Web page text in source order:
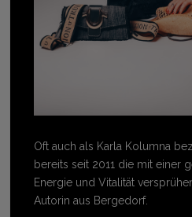
Oft auch als Karla Kolumna
bereits seit 2011 die mit einer
Energie und Vitalität
Autorin aus Bergedorf.